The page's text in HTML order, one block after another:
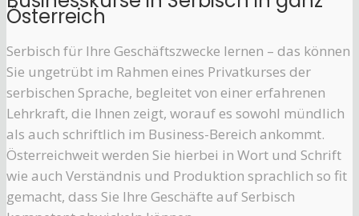
Österreich
Serbisch für Ihre Geschäftszwecke lernen – das können
Sie ungetrübt im Rahmen eines Privatkurses der
serbischen Sprache, begleitet von einer erfahrenen
Lehrkraft, die Ihnen zeigt, worauf es sowohl mündlich
als auch schriftlich im Business-Bereich ankommt.
Österreichweit werden Sie hierbei in Wort und Schrift
wie auch Verständnis und Produktion sprachlich so fit
gemacht, dass Sie Ihre Geschäfte auf Serbisch